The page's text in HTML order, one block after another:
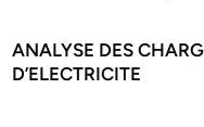
ANALYSE DES
D’ELECTRICITE